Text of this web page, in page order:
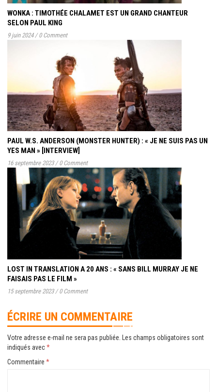
WONKA : TIMOTHÉE CHALAMET EST UN GRAND CHANTEUR
SELON PAUL KING
9 juin 2024 / 0 Comment
PAUL W.S. ANDERSON (MONSTER HUNTER) : « JE NE SUIS PAS UN
YES MAN » [INTERVIEW]
16 septembre 2023 / 0 Comment
LOST IN TRANSLATION A 20 ANS : « SANS BILL MURRAY JE NE
FAISAIS PAS LE FILM »
15 septembre 2023 / 0 Comment
ÉCRIRE UN COMMENTAIRE
Votre adresse e-mail ne sera pas publiée. Les champs obligatoires sont
indiqués avec*
Commentaire *